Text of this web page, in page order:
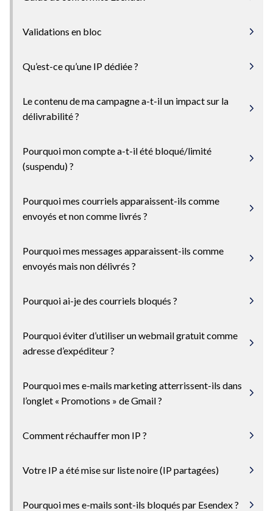
Validations en bloc
Qu’est-ce qu’une IP dédiée ?
Le contenu de ma campagne a-t-il un impact sur la
délivrabilité ?
Pourquoi mon compte a-t-il été bloqué/limité
(suspendu) ?
Pourquoi mes courriels apparaissent-ils comme
envoyés et non comme livrés ?
Pourquoi mes messages apparaissent-ils comme
envoyés mais non délivrés ?
Pourquoi ai-je des courriels bloqués ?
Pourquoi éviter d’utiliser un webmail gratuit comme
adresse d’expéditeur ?
Pourquoi mes e-mails marketing atterrissent-ils dans
l’onglet « Promotions » de Gmail ?
Comment réchauffer mon IP ?
Votre IP a été mise sur liste noire (IP partagées)
Pourquoi mes e-mails sont-ils bloqués par Esendex ?